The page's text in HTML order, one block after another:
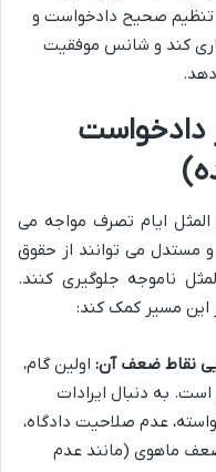
تنظیم صحیح دادخواست و
کند و شانس موفقیت
دادخواست
ایام تصرف مواجه می
و مستدل می توانند از حقوق
ناموجه جلوگیری کنند.
این مسیر کمک کند:
نقاط ضعف آن: اولین گام،
به دنبال ایرادات
عدم صلاحیت دادگاه،
ماهوی (مانند عدم